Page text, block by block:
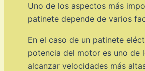
Uno de los aspectos más
patinete depende de varios
En el caso de un patinete
potencia del motor es uno de
alcanzar velocidades más